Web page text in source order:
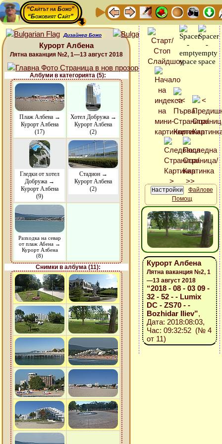
“Сайтът на Божо”
“Божовият Сайт”
Дизайнер Божо
Курорт Албена
Лятна ваканция №2, 1—13 август 2018
Албуми в категорията (5):
Плаж Албена →
Курорт Албена
(17)
Хотел Добружа →
Курорт Албена
(2)
Гледки от хотел
Добружа →
Курорт Албена
(9)
Стадион →
Курорт Албена
(2)
Разходка на севар
от плаж Абена →
Курорт Албена
(8)
Снимки в албума (11):
Файлове
Помощ
Курорт Албена
Лятна ваканция №2, 1
—13 август 2018
“2018 - 08 - 03 09 -
32 - 52 - - Lumix
DC - ZS70 - -
Bozhidar Iliev”,
Дата: 2018:08:03,
Час: 09:32:52 (№ 4
от 11)